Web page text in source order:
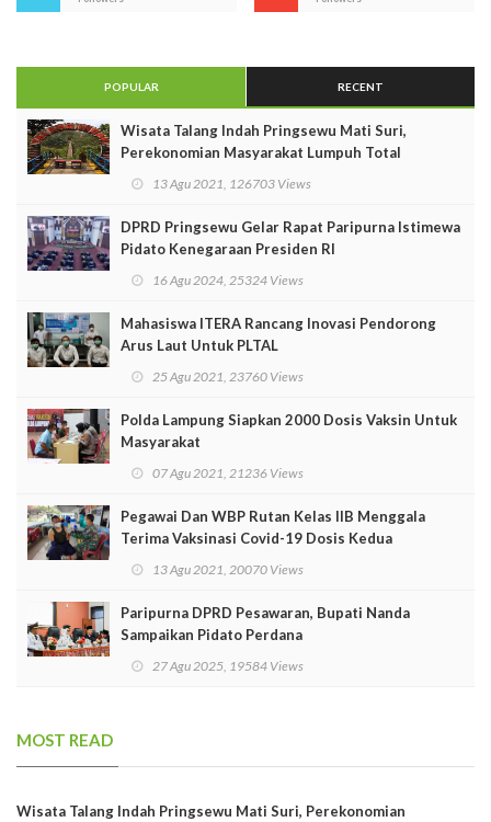
POPULAR RECENT
Wisata Talang Indah Pringsewu Mati Suri,
Perekonomian Masyarakat Lumpuh Total
13 Agu 2021, 126703 Views
DPRD Pringsewu Gelar Rapat Paripurna Istimewa
Pidato Kenegaraan Presiden RI
16 Agu 2024, 25324 Views
Mahasiswa ITERA Rancang Inovasi Pendorong
Arus Laut Untuk PLTAL
25 Agu 2021, 23760 Views
Polda Lampung Siapkan 2000 Dosis Vaksin Untuk
Masyarakat
07 Agu 2021, 21236 Views
Pegawai Dan WBP Rutan Kelas IIB Menggala
Terima Vaksinasi Covid-19 Dosis Kedua
13 Agu 2021, 20070 Views
Paripurna DPRD Pesawaran, Bupati Nanda
Sampaikan Pidato Perdana
27 Agu 2025, 19584 Views
MOST READ
Wisata Talang Indah Pringsewu Mati Suri, Perekonomian